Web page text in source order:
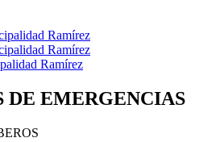
Ramírez
Ramírez
Ramírez
DE EMERGENCIAS